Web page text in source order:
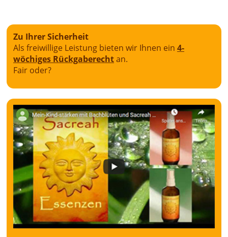
Zu Ihrer Sicherheit
Als freiwillige Leistung bieten wir Ihnen ein4-
wöchiges Rückgaberechtan.
Fair oder?